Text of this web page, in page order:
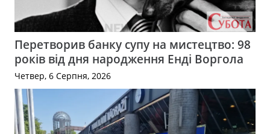
Перетворив банку супу на мистецтво: 98
років від дня народження Енді Воргола
Четвер, 6 Серпня, 2026